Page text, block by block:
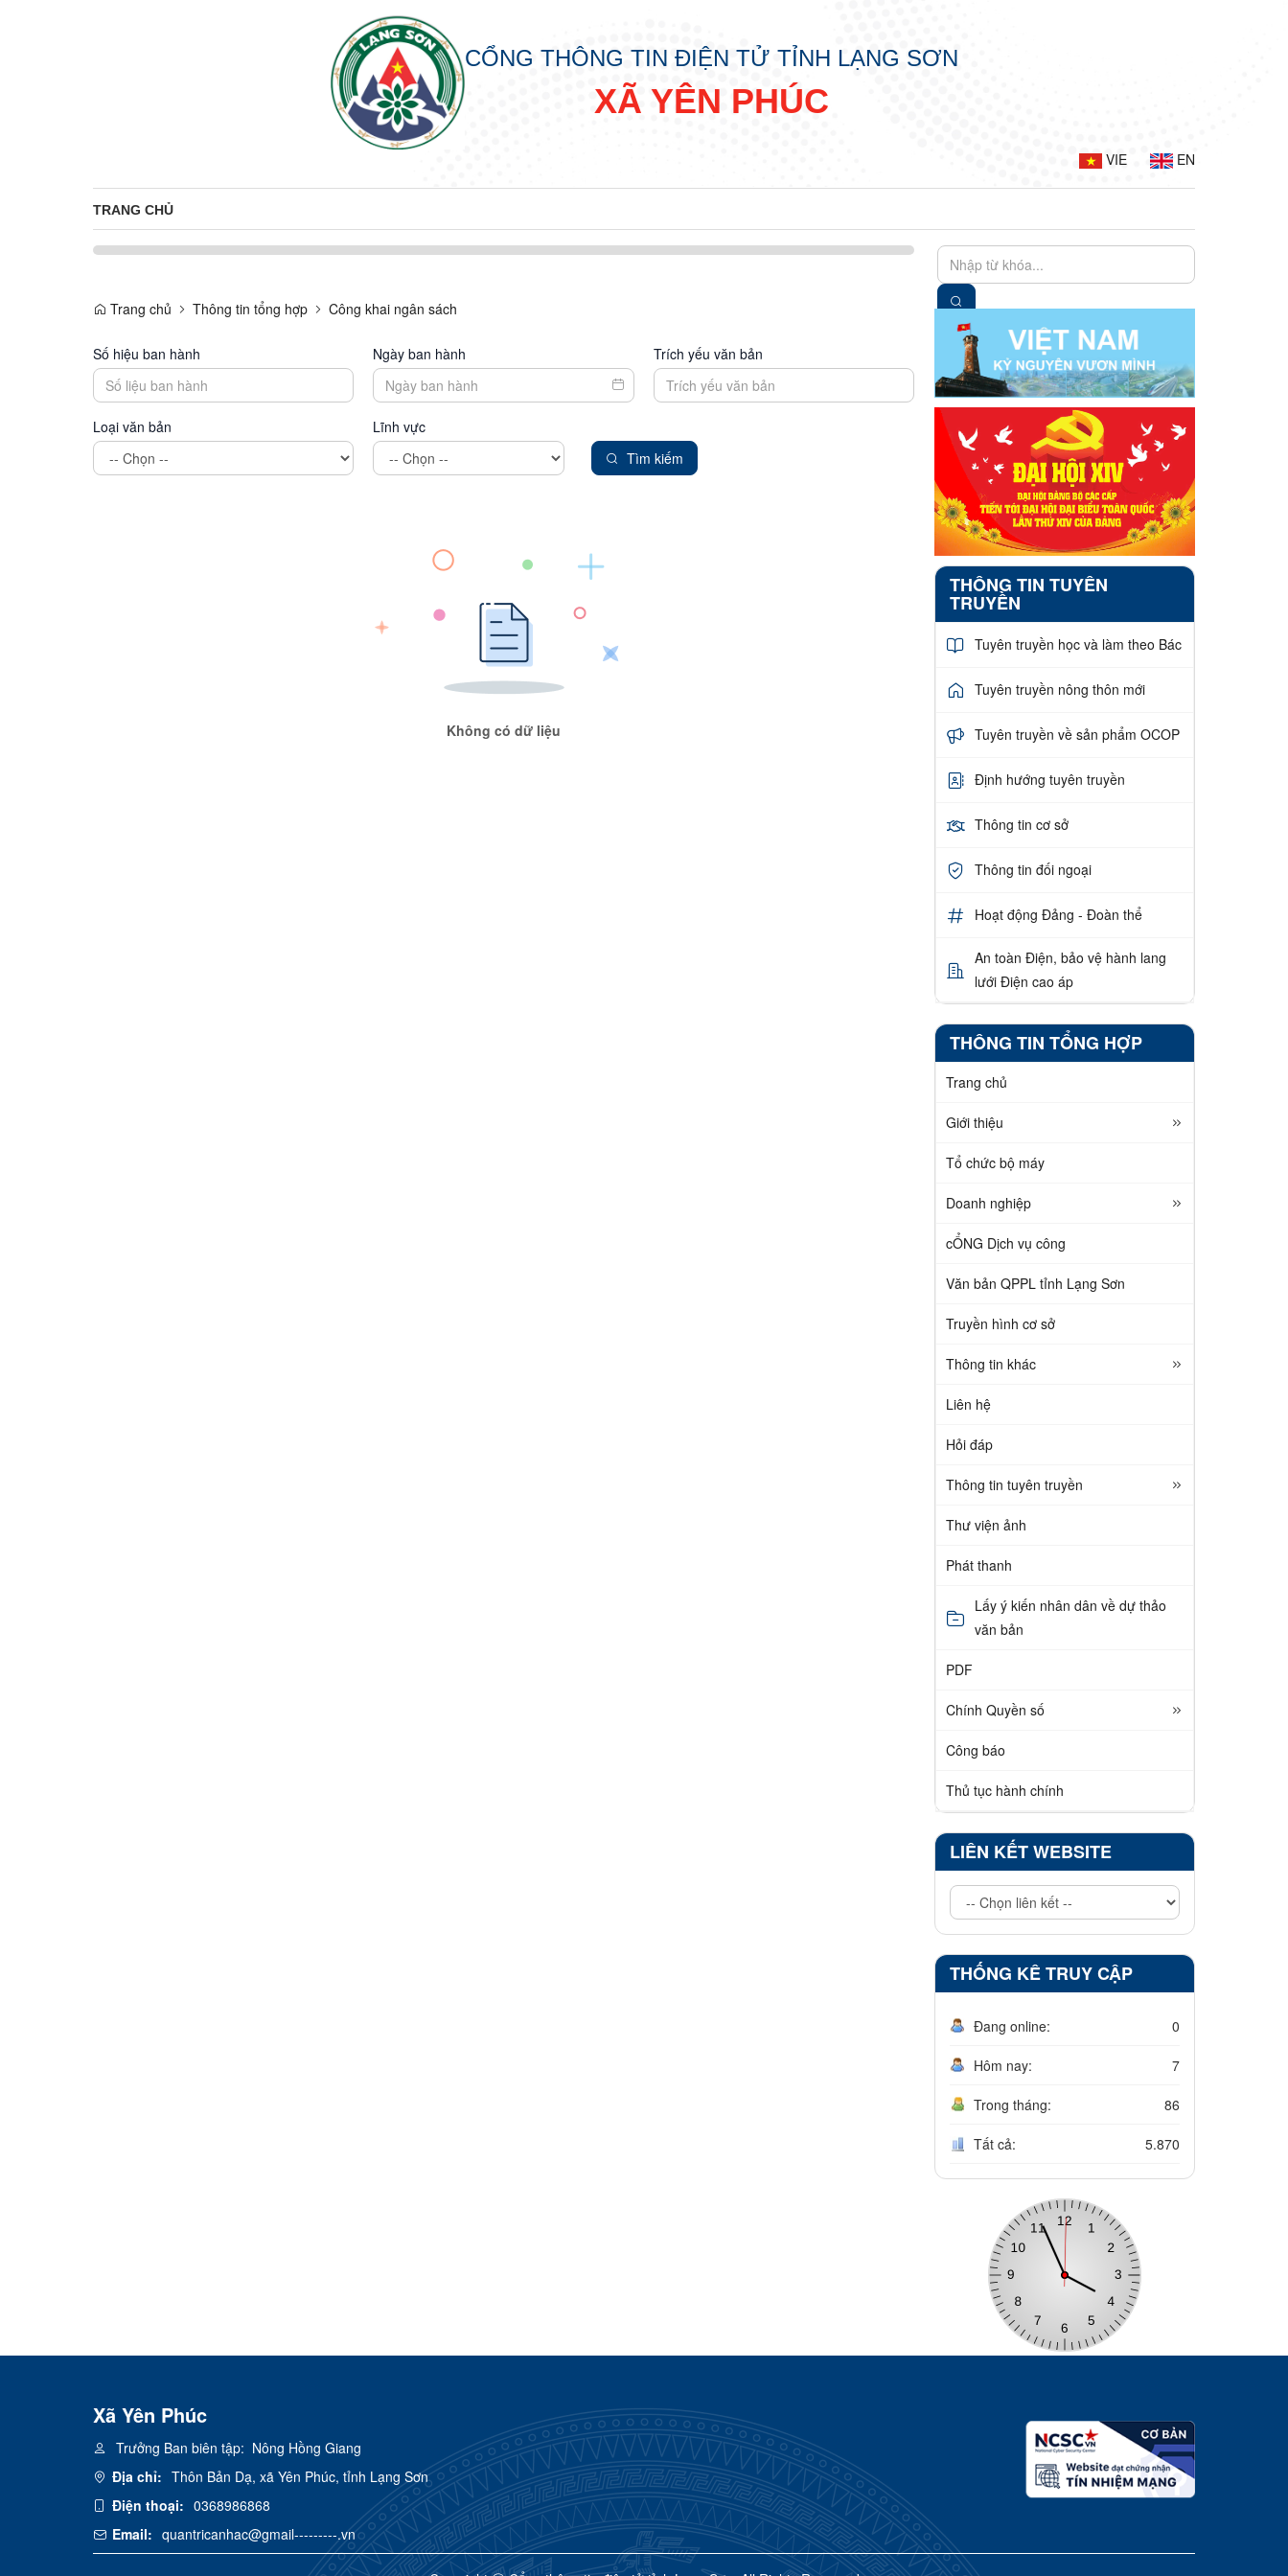
CỔNG THÔNG TIN ĐIỆN TỬ TỈNH LẠNG SƠN
XÃ YÊN PHÚC
VIE EN
TRANG CHỦ
Trang chủ Thông tin tổng hợp Công khai ngân sách
Số hiệu ban hành Ngày ban hành Trích yếu văn bản
Loại văn bản
Lĩnh vực
Tìm kiếm
Không có dữ liệu
THÔNG TIN TUYÊN
TRUYỀN
Tuyên truyền học và làm theo Bác
Tuyên truyền nông thôn mới
Tuyên truyền về sản phẩm OCOP
Định hướng tuyên truyền
Thông tin cơ sở
Thông tin đối ngoại
Hoạt động Đảng - Đoàn thể
An toàn Điện, bảo vệ hành lang
lưới Điện cao áp
THÔNG TIN TỔNG HỢP
Trang chủ
Giới thiệu
Tổ chức bộ máy
Doanh nghiệp
cỔNG Dịch vụ công
Văn bản QPPL tỉnh Lạng Sơn
Truyền hình cơ sở
Thông tin khác
Liên hệ
Hỏi đáp
Thông tin tuyên truyền
Thư viện ảnh
Phát thanh
Lấy ý kiến nhân dân về dự thảo
văn bản
PDF
Chính Quyền số
Công báo
Thủ tục hành chính
LIÊN KẾT WEBSITE
THỐNG KÊ TRUY CẬP
Đang online: 0
Hôm nay: 7
Trong tháng: 86
Tất cả: 5.870
Xã Yên Phúc
Trưởng Ban biên tập: Nông Hồng Giang
Địa chỉ: Thôn Bản Dạ, xã Yên Phúc, tỉnh Lạng Sơn
Điện thoại: 0368986868
Email: quantricanhac@gmail---------.vn